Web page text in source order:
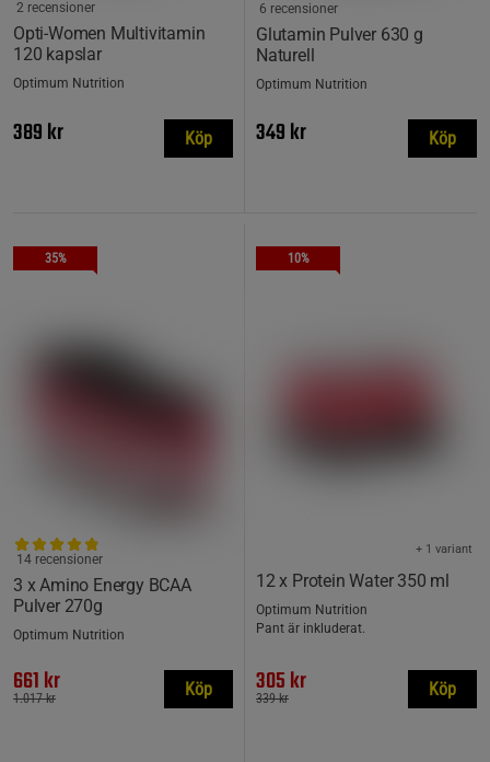
Opti-Women Multivitamin
120 kapslar
2 recensioner
Optimum Nutrition
389 kr Köp
Glutamin Pulver 630 g
Naturell
6 recensioner
Optimum Nutrition
349 kr Köp
35%
3 x Amino Energy BCAA
Pulver 270g
14 recensioner
Optimum Nutrition
661 kr
1.017 kr Köp
10%
12 x Protein Water 350 ml
+ 1 variant
Optimum Nutrition
Pant är inkluderat.
305 kr
339 kr Köp